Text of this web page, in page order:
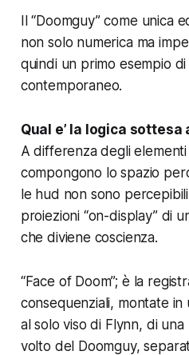
Il “Doomguy” come unica
non solo numerica ma
quindi un primo esempio
contemporaneo.
Qual e’ la logica sottesa
A differenza degli
compongono lo spazio
le hud non sono
proiezioni “on-display” di
che diviene coscienza.
“Face of Doom”; è la
consequenziali, montate
al solo viso di Flynn, di
volto del Doomguy,